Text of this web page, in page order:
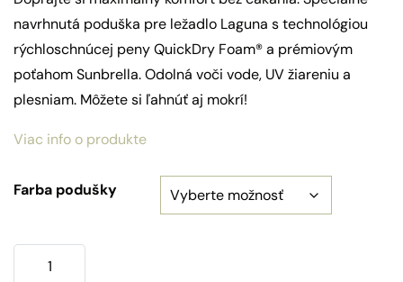
navrhnutá poduška pre ležadlo Laguna s technológiou
rýchloschnúcej peny QuickDry Foam® a prémiovým
poťahom Sunbrella. Odolná voči vode, UV žiareniu a
plesniam. Môžete si ľahnúť aj mokrí!
Viac info o produkte
Farba podušky